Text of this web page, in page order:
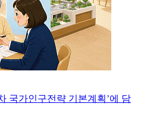
국가인구전략 기본계획’에 담